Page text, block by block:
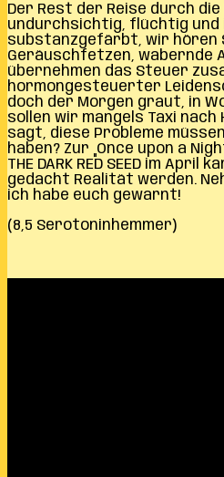
Der Rest der Reise durch
undurchsichtig, flüchtig und
substanzgefärbt, wir hören
Geräuschfetzen, wabernde
übernehmen das Steuer
hormongesteuerter
doch der Morgen graut, in
sollen wir mangels Taxi nach
sagt, diese Probleme
haben? Zur „Once upon a
THE DARK RED SEED im April
gedacht Realität werden.
ich habe euch gewarnt!
(8,5 Serotoninhemmer)